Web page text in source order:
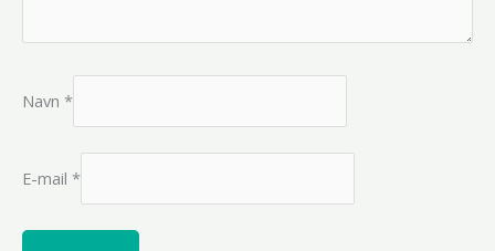
Navn *
E-mail *